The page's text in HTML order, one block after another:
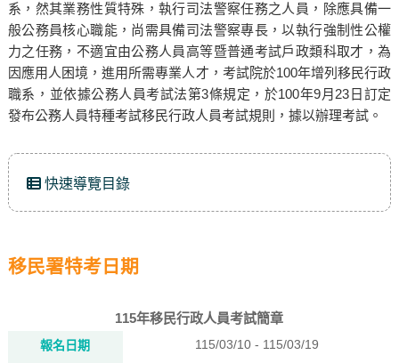
系，然其業務性質特殊，執行司法警察任務之人員，除應具備一
般公務員核心職能，尚需具備司法警察專長，以執行強制性公權
力之任務，不適宜由公務人員高等暨普通考試戶政類科取才，為
因應用人困境，進用所需專業人才，考試院於100年增列移民行政
職系，並依據公務人員考試法第3條規定，於100年9月23日訂定
發布公務人員特種考試移民行政人員考試規則，據以辦理考試。
快速導覽目錄
移民署特考日期
115年移民行政人員考試簡章
報名日期
115/03/10 - 115/03/19